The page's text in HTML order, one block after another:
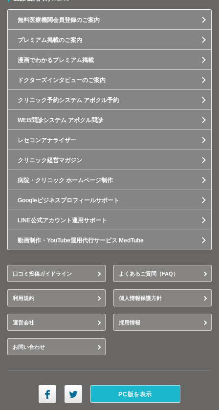
無料医療機関会員登録のご案内
プレミアム掲載のご案内
漫画でわかるプレミアム掲載
ドクターズインタビューのご案内
クリニック予約システム アポクル予約
WEB問診システム アポクル問診
レセコンアナライザー
クリニック経営マガジン
病院・クリニック ホームページ制作
Googleビジネスプロフィールサポート
LINE公式アカウント運用サポート
動画制作・YouTube運用代行サービス MedTube
口コミ投稿ガイドライン よくあるご質問（FAQ）
利用規約 個人情報保護方針
運営会社 採用情報
お問い合わせ
PC版を表示